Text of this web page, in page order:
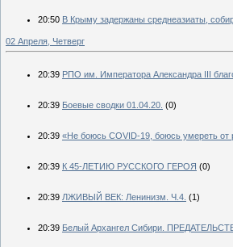
20:50 В Крыму задержаны среднеазиаты,
02 Апреля, Четверг
20:39 РПО им. Императора Александра III
20:39 Боевые сводки 01.04.20. (0)
20:39 «Не боюсь COVID-19, боюсь умереть от
20:39 К 45-ЛЕТИЮ РУССКОГО ГЕРОЯ (0)
20:39 ЛЖИВЫЙ ВЕК: Ленинизм. Ч.4. (1)
20:39 Белый Архангел Сибири.